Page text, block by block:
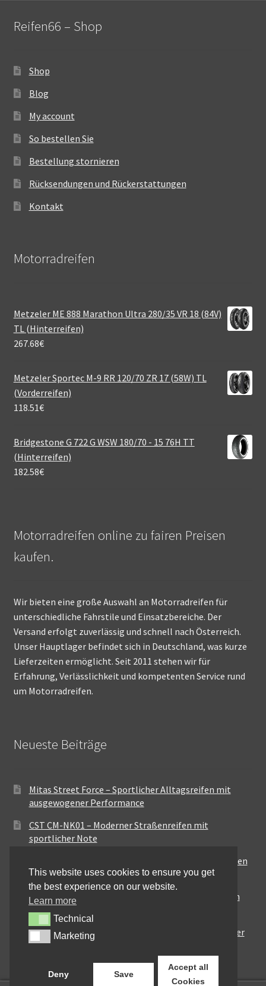
Reifen66 – Shop
Shop
Blog
My account
So bestellen Sie
Bestellung stornieren
Rücksendungen und Rückerstattungen
Kontakt
Motorradreifen
Metzeler ME 888 Marathon Ultra 280/35 VR 18 (84V)
TL (Hinterreifen)
267.68€
Metzeler Sportec M-9 RR 120/70 ZR 17 (58W) TL
(Vorderreifen)
118.51€
Bridgestone G 722 G WSW 180/70 - 15 76H TT
(Hinterreifen)
182.58€
Motorradreifen online zu fairen Preisen
kaufen.
Wir bieten eine große Auswahl an Motorradreifen für
unterschiedliche Fahrstile und Einsatzbereiche. Der
Versand erfolgt zuverlässig und schnell nach Österreich.
Unser Hauptlager befindet sich in Deutschland, was kurze
Lieferzeiten ermöglicht. Seit 2011 stehen wir für
Erfahrung, Verlässlichkeit und kompetenten Service rund
um Motorradreifen.
Neueste Beiträge
Mitas Street Force – Sportlicher Alltagsreifen mit
ausgewogener Performance
CST CM-NK01 – Moderner Straßenreifen mit
sportlicher Note
Maxxis MA-ST3 – Ausgewogener Sport-Touring-Reifen
für vielseitige Einsätze
Pirelli City Demon – Zuverlässigkeit für den urbanen
Alltag
Metzeler Perfect ME77 – Klassische Optik mit solider
Straßenperformance
This website uses cookies to ensure you get
the best experience on our website.
Learn more
TechnicalTechnical
MarketingMarketing
Deny Save
Accept all
Cookies